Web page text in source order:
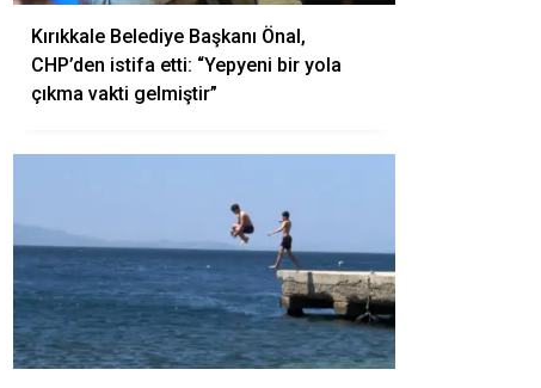
Kırıkkale Belediye Başkanı Önal,
CHP’den istifa etti: “Yepyeni bir yola
çıkma vakti gelmiştir”